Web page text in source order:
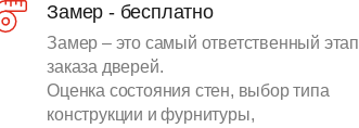
Замер - бесплатно
Замер – это самый ответственный этап
заказа дверей.
Оценка состояния стен, выбор типа
конструкции и фурнитуры,